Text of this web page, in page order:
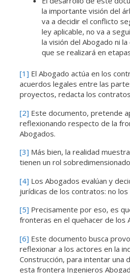
la importante visión del
va a decidir el conflicto
ley aplicable, no va a
la visión del Abogado ni
que se realizará en
[1] El Abogado actúa en los
acuerdos legales entre las
proyectos, redacta los
[2] Este documento, pretende
reflexionando respecto de la
Abogados.
[3] Más bien, la realidad
tienen un rol
[4] Los Abogados evalúan y
jurídicas de los contratos: no los
[5] Precisamente por eso, es
fronteras en el quehacer de los
[6] Este documento busca
reflexionar a los actores en la
Construcción, para intentar una
esta frontera Ingenieros